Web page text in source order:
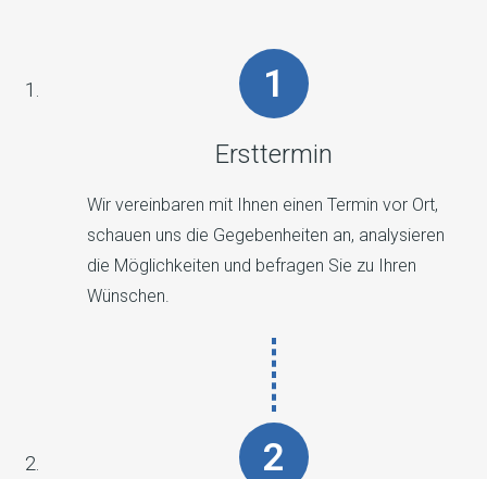
Ersttermin
Wir vereinbaren mit Ihnen einen Termin vor Ort,
schauen uns die Gegebenheiten an, analysieren
die Möglichkeiten und befragen Sie zu Ihren
Wünschen.